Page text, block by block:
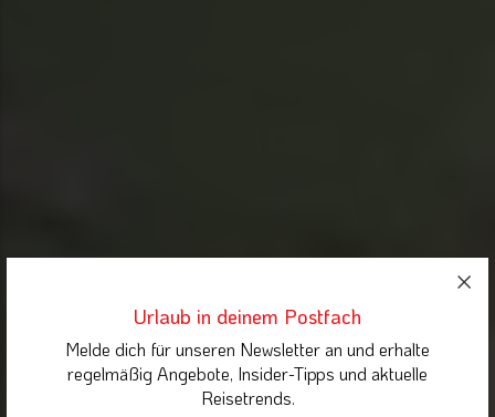
Urlaub in deinem Postfach
Melde dich für unseren Newsletter an und erhalte
regelmäßig Angebote, Insider-Tipps und aktuelle
Reisetrends.